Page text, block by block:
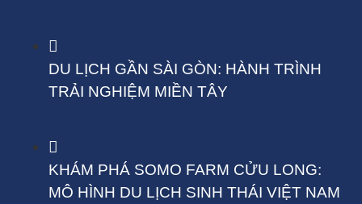
DU LỊCH GẦN SÀI GÒN: HÀNH TRÌNH
TRẢI NGHIỆM MIỀN TÂY
KHÁM PHÁ SOMO FARM CỬU LONG:
MÔ HÌNH DU LỊCH SINH THÁI VIỆT NAM